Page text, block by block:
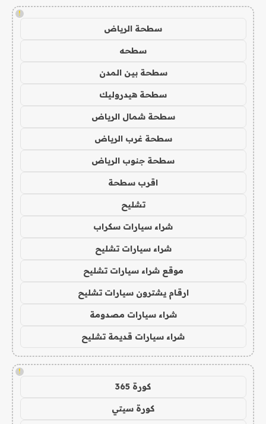
!
سطحة الرياض
سطحه
سطحة بين المدن
سطحة هيدروليك
سطحة شمال الرياض
سطحة غرب الرياض
سطحة جنوب الرياض
اقرب سطحة
تشليح
شراء سيارات سكراب
شراء سيارات تشليح
موقع شراء سيارات تشليح
ارقام يشترون سيارات تشليح
شراء سيارات مصدومة
شراء سيارات قديمة تشليح
!
كورة 365
كورة سيتي